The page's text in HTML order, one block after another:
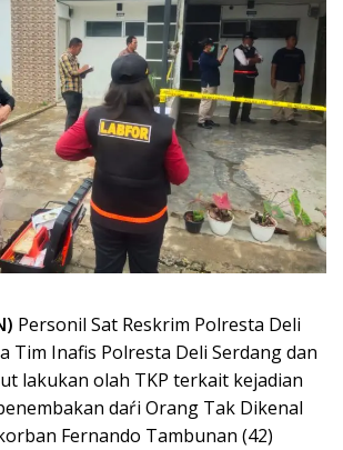
Personil Sat Reskrim Polresta Deli
Tim Inafis Polresta Deli Serdang dan
lakukan olah TKP terkait kejadian
daŕi Orang Tak Dikenal
Fernando Tambunan (42)